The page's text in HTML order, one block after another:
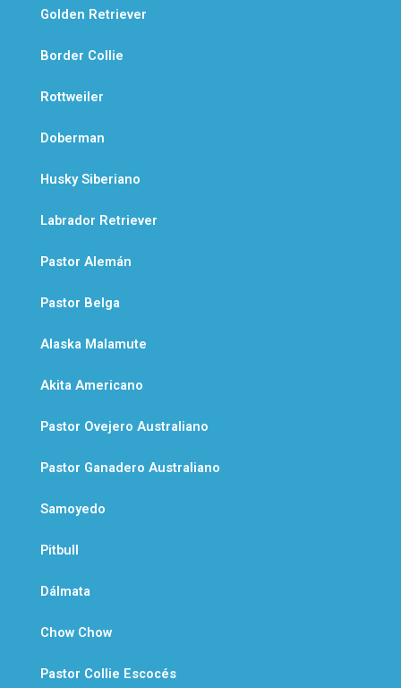
Golden Retriever
Border Collie
Rottweiler
Doberman
Husky Siberiano
Labrador Retriever
Pastor Alemán
Pastor Belga
Alaska Malamute
Akita Americano
Pastor Ovejero Australiano
Pastor Ganadero Australiano
Samoyedo
Pitbull
Dálmata
Chow Chow
Pastor Collie Escocés